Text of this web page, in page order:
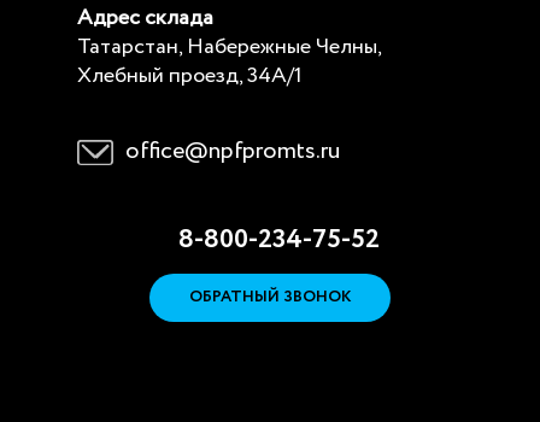
Адрес склада
Татарстан, Набережные Челны,
Хлебный проезд, 34А/1
office@npfpromts.ru
8-800-234-75-52
ОБРАТНЫЙ ЗВОНОК